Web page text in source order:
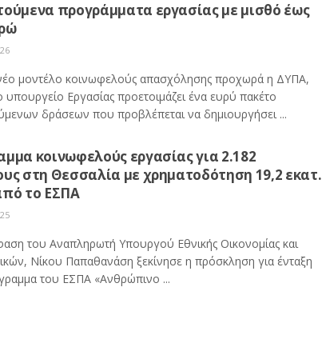
προγράμματα εργασίας με μισθό έως
μοντέλο κοινωφελούς απασχόλησης προχωρά η ΔΥΠΑ,
υπουργείο Εργασίας προετοιμάζει ένα ευρύ πακέτο
δράσεων που προβλέπεται να δημιουργήσει ...
κοινωφελούς εργασίας για 2.182
στη Θεσσαλία με χρηματοδότηση 19,2 εκατ.
το ΕΣΠΑ
του Αναπληρωτή Υπουργού Εθνικής Οικονομίας και
Νίκου Παπαθανάση ξεκίνησε η πρόσκληση για ένταξη
του ΕΣΠΑ «Ανθρώπινο ...